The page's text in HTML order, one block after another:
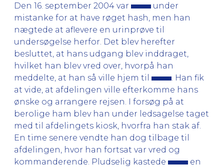
Den 16. september 2004 var
under
mistanke for at have røget hash, men han
nægtede at aflevere en urinprøve til
undersøgelse herfor. Det blev herefter
besluttet, at hans udgang blev inddraget,
hvilket han blev vred over, hvorpå han
meddelte, at han så ville hjem til
. Han fik
at vide, at afdelingen ville efterkomme hans
ønske og arrangere rejsen. I forsøg på at
berolige ham blev han under ledsagelse taget
med til afdelingets kiosk, hvorfra han stak af.
En time senere vendte han dog tilbage til
afdelingen, hvor han fortsat var vred og
kommanderende. Pludselig kastede
en